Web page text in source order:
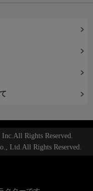
Rights Reserved.
Ltd.All Rights Reserved.